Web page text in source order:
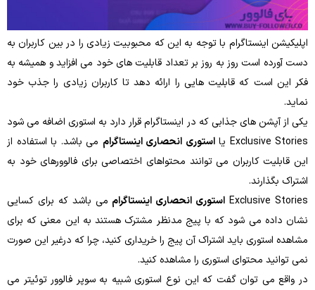
اپلیکیشن اینستاگرام با توجه به این‌ که محبوبیت زیادی را در بین کاربران به
دست آورده ‌است روز به‌ روز بر تعداد قابلیت ‌های خود می ‌افزاید و همیشه به
فکر این است که قابلیت‌ هایی را ارائه دهد تا کاربران زیادی را جذب خود
نماید.
یکی از آپشن ‌های جذابی که در اینستاگرام قرار دارد به استوری اضافه می شود
Exclusive Stories یا
استوری انحصاری اینستاگرام می ‌باشد. با استفاده از
این قابلیت کاربران می‌ توانند محتواهای اختصاصی برای فالوورهای خود به
اشتراک بگذارند.
Exclusive Stories استوری انحصاری اینستاگرام می ‌باشد که برای کسایی
نشان داده می‌ شود که با پیج مدنظر مشترک هستند به این معنی که برای
مشاهده‌ استوری باید اشتراک آن پیج را خریداری کنید، چرا که درغیر این ‌صورت
نمی ‌توانید محتوای استوری را مشاهده کنید.
در واقع می ‌توان گفت که این نوع استوری شبیه به سوپر فالوور توئیتر می‌